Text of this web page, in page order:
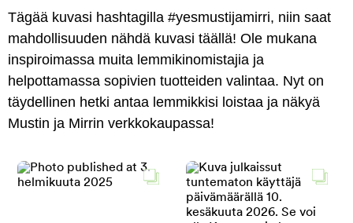
Tägää kuvasi hashtagilla #yesmustijamirri, niin saat
mahdollisuuden nähdä kuvasi täällä! Ole mukana
inspiroimassa muita lemmikinomistajia ja
helpottamassa sopivien tuotteiden valintaa. Nyt on
täydellinen hetki antaa lemmikkisi loistaa ja näkyä
Mustin ja Mirrin verkkokaupassa!